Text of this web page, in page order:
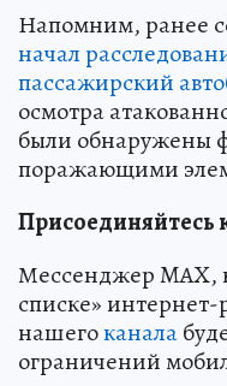
Напомним, ранее
начал
пассажирский
осмотра
были обнаружены
поражающими
Присоединяйтесь
Мессенджер MAX,
списке» интернет-
нашегоканала
ограничений